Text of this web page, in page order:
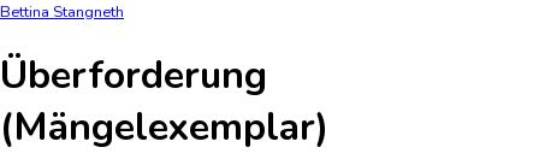
Bettina Stangneth
Überforderung
(Mängelexemplar)